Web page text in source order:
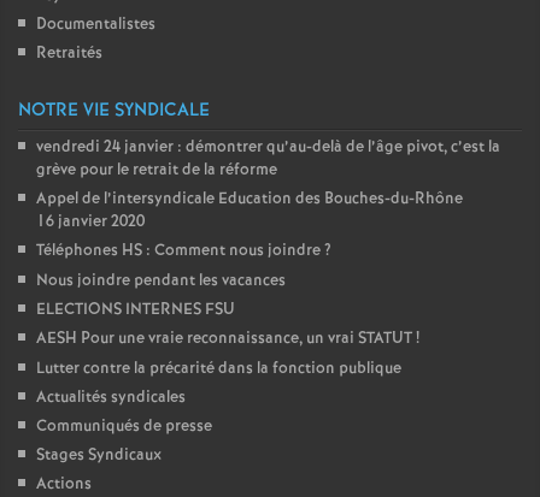
Documentalistes
Retraités
NOTRE VIE SYNDICALE
vendredi 24 janvier : démontrer qu’au-delà de l’âge pivot, c’est la
grève pour le retrait de la réforme
Appel de l’intersyndicale Education des Bouches-du-Rhône
16 janvier 2020
Téléphones HS : Comment nous joindre?
Nous joindre pendant les vacances
ELECTIONS INTERNES FSU
AESH Pour une vraie reconnaissance, un vrai STATUT!
Lutter contre la précarité dans la fonction publique
Actualités syndicales
Communiqués de presse
Stages Syndicaux
Actions